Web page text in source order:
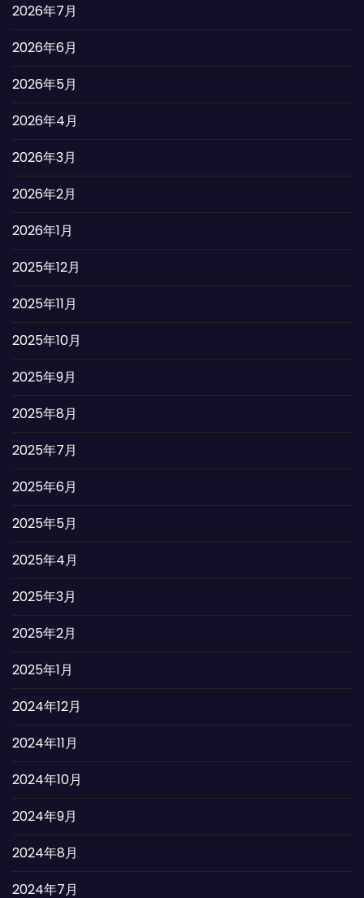
2026年7月
2026年6月
2026年5月
2026年4月
2026年3月
2026年2月
2026年1月
2025年12月
2025年11月
2025年10月
2025年9月
2025年8月
2025年7月
2025年6月
2025年5月
2025年4月
2025年3月
2025年2月
2025年1月
2024年12月
2024年11月
2024年10月
2024年9月
2024年8月
2024年7月